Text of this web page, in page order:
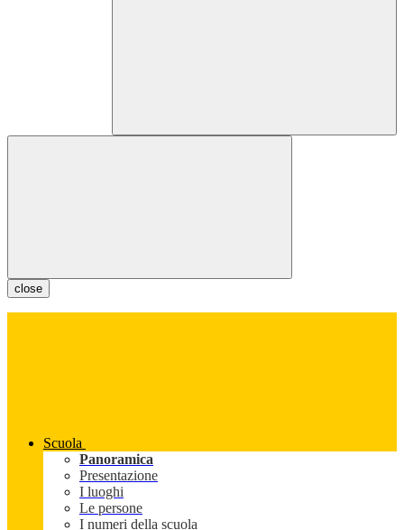
close
Scuola
Panoramica
Presentazione
I luoghi
Le persone
I numeri della scuola